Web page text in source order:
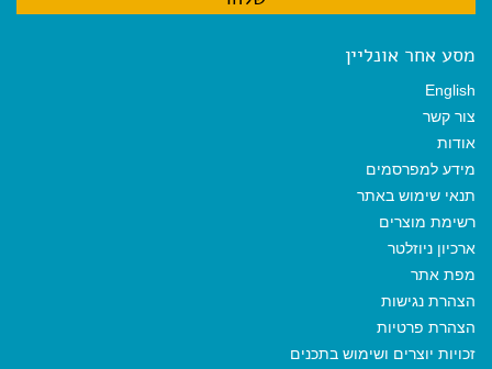
מסע אחר אונליין
English
צור קשר
אודות
מידע למפרסמים
תנאי שימוש באתר
רשימת מוצרים
ארכיון ניוזלטר
מפת אתר
הצהרת נגישות
הצהרת פרטיות
זכויות יוצרים ושימוש בתכנים